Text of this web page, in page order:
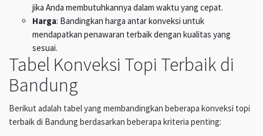
jika Anda membutuhkannya dalam waktu yang cepat.
Harga: Bandingkan harga antar konveksi untuk
mendapatkan penawaran terbaik dengan kualitas yang
sesuai.
Tabel Konveksi Topi Terbaik di
Bandung
Berikut adalah tabel yang membandingkan beberapa konveksi topi
terbaik di Bandung berdasarkan beberapa kriteria penting: